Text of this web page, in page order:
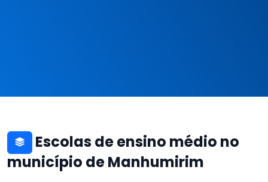
Escolas de ensino médio no
município de Manhumirim